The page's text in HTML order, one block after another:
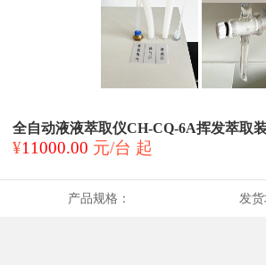
全自动液液萃取仪CH-CQ-6A挥发萃取
¥11000.00 元/台 起
产品规格： 发